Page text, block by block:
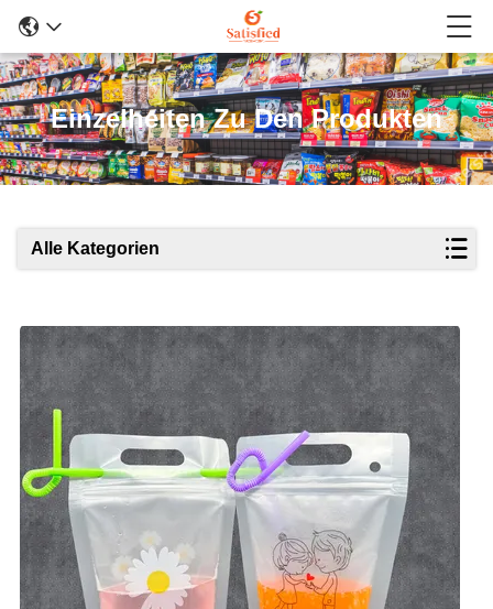
Einzelheiten Zu Den Produkten
Alle Kategorien